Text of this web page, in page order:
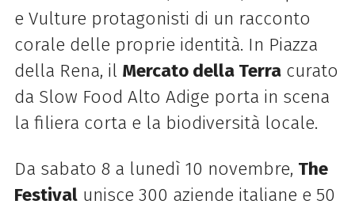
e Vulture protagonisti di un racconto
corale delle proprie identità. In Piazza
della Rena, il Mercato della Terracurato
da Slow Food Alto Adige porta in scena
la filiera corta e la biodiversità locale.
Da sabato 8 a lunedì 10 novembre, The
Festivalunisce 300 aziende italiane e 50